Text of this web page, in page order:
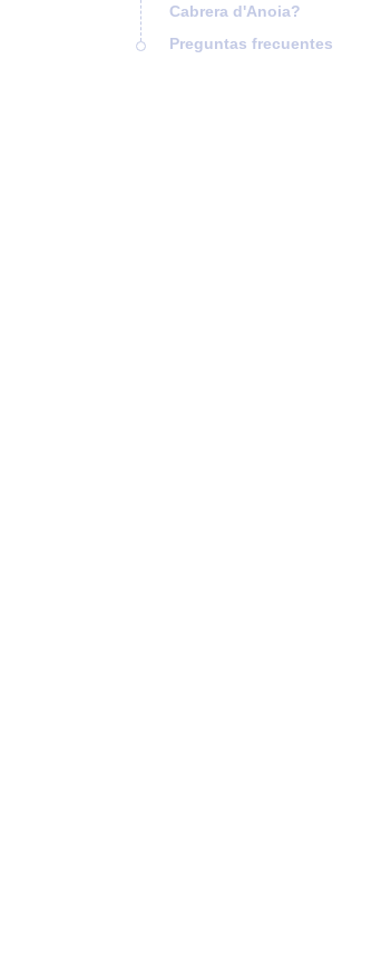
Cabrera d'Anoia?
Preguntas frecuentes